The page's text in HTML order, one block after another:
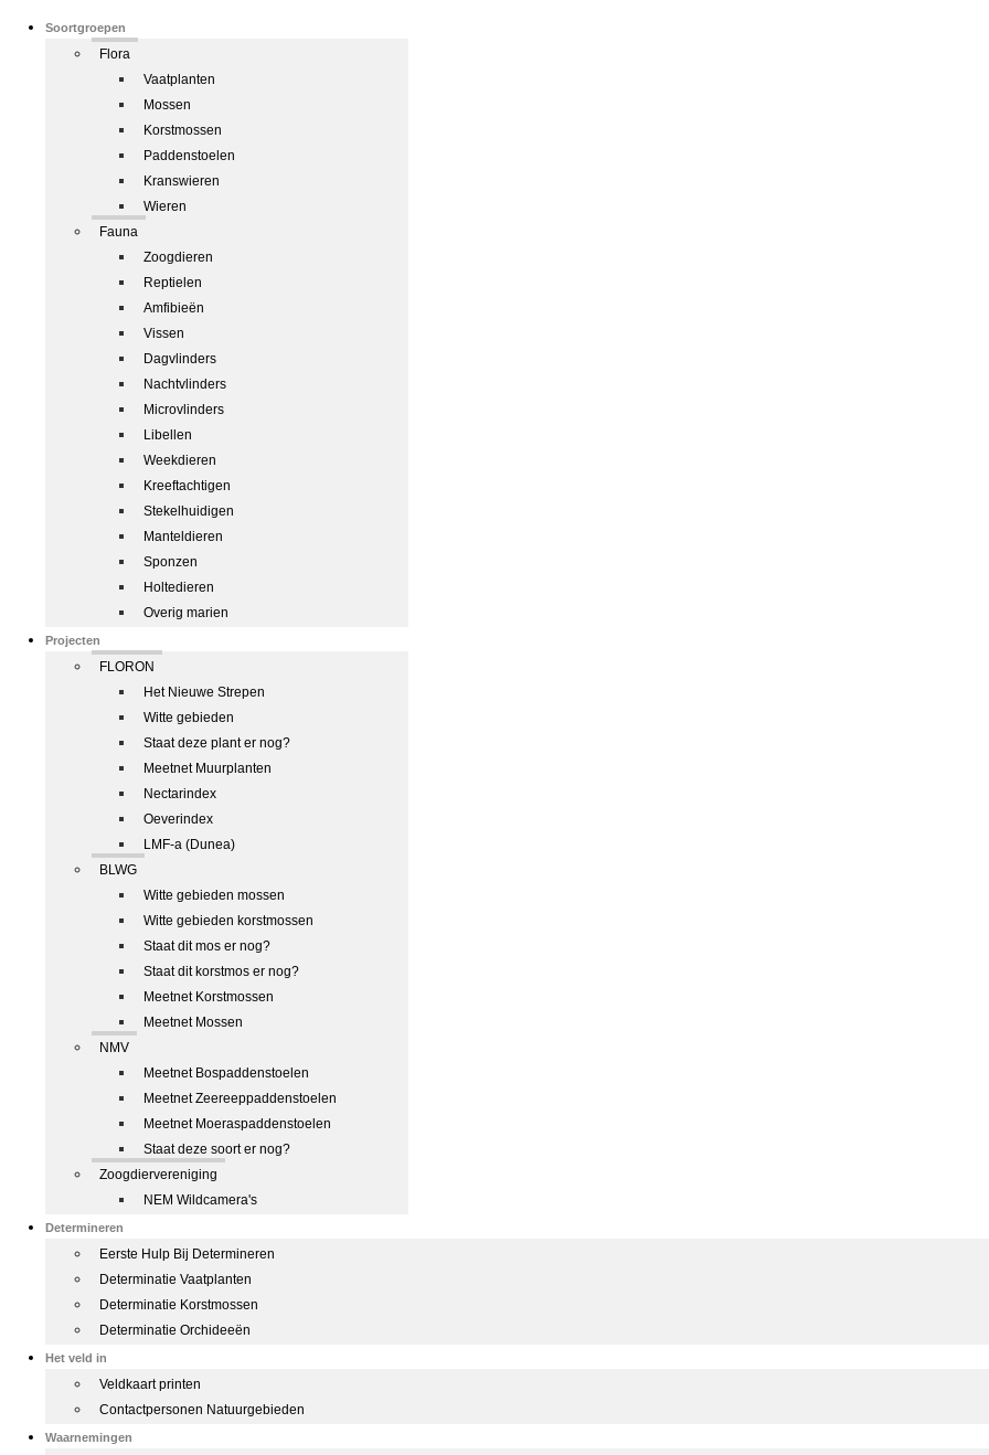
Soortgroepen
Flora
Vaatplanten
Mossen
Korstmossen
Paddenstoelen
Kranswieren
Wieren
Fauna
Zoogdieren
Reptielen
Amfibieën
Vissen
Dagvlinders
Nachtvlinders
Microvlinders
Libellen
Weekdieren
Kreeftachtigen
Stekelhuidigen
Manteldieren
Sponzen
Holtedieren
Overig marien
Projecten
FLORON
Het Nieuwe Strepen
Witte gebieden
Staat deze plant er nog?
Meetnet Muurplanten
Nectarindex
Oeverindex
LMF-a (Dunea)
BLWG
Witte gebieden mossen
Witte gebieden korstmossen
Staat dit mos er nog?
Staat dit korstmos er nog?
Meetnet Korstmossen
Meetnet Mossen
NMV
Meetnet Bospaddenstoelen
Meetnet Zeereeppaddenstoelen
Meetnet Moeraspaddenstoelen
Staat deze soort er nog?
Zoogdiervereniging
NEM Wildcamera's
Determineren
Eerste Hulp Bij Determineren
Determinatie Vaatplanten
Determinatie Korstmossen
Determinatie Orchideeën
Het veld in
Veldkaart printen
Contactpersonen Natuurgebieden
Waarnemingen